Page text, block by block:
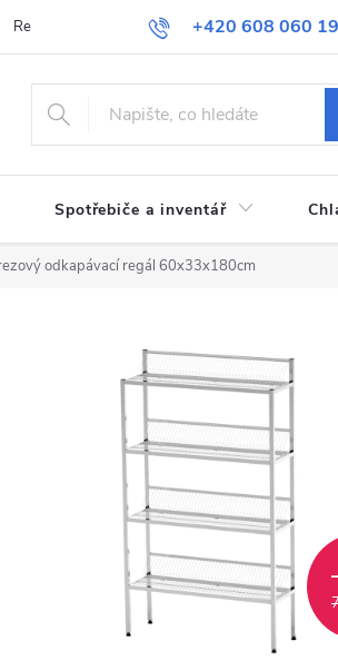
+420 608 060
Reklamace a vrácení zboží Obchodní
Spotřebiče a inventář
odkapávací regál 60x33x180cm